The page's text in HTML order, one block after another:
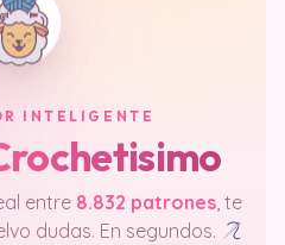
INTELIGENTE
entre 8.832 patrones, te
dudas. En segundos.